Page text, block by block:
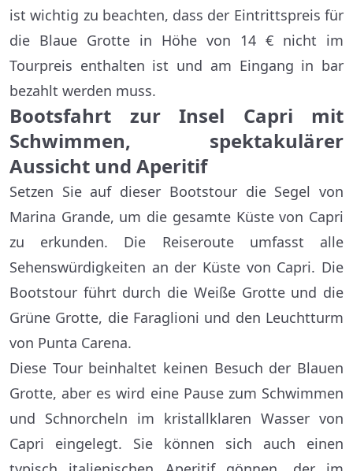
ist wichtig zu beachten, dass der Eintrittspreis für
die Blaue Grotte in Höhe von 14 € nicht im
Tourpreis enthalten ist und am Eingang in bar
bezahlt werden muss.
Bootsfahrt zur Insel Capri mit
Schwimmen, spektakulärer
Aussicht und Aperitif
Setzen Sie auf dieser Bootstour die Segel von
Marina Grande, um die gesamte Küste von Capri
zu erkunden. Die Reiseroute umfasst alle
Sehenswürdigkeiten an der Küste von Capri. Die
Bootstour führt durch die Weiße Grotte und die
Grüne Grotte, die Faraglioni und den Leuchtturm
von Punta Carena.
Diese Tour beinhaltet keinen Besuch der Blauen
Grotte, aber es wird eine Pause zum Schwimmen
und Schnorcheln im kristallklaren Wasser von
Capri eingelegt. Sie können sich auch einen